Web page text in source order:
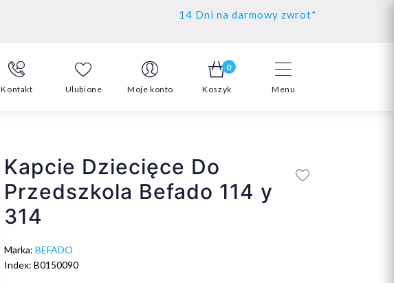
14 Dni na darmowy zwrot*
Menu
Kontakt Ulubione Moje konto
0
Koszyk
Kapcie Dziecięce Do
Przedszkola Befado 114 y
314
Marka: BEFADO
Index: B0150090